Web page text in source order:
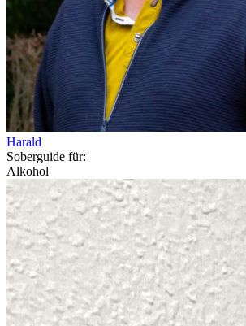
Harald
Soberguide für:
Alkohol